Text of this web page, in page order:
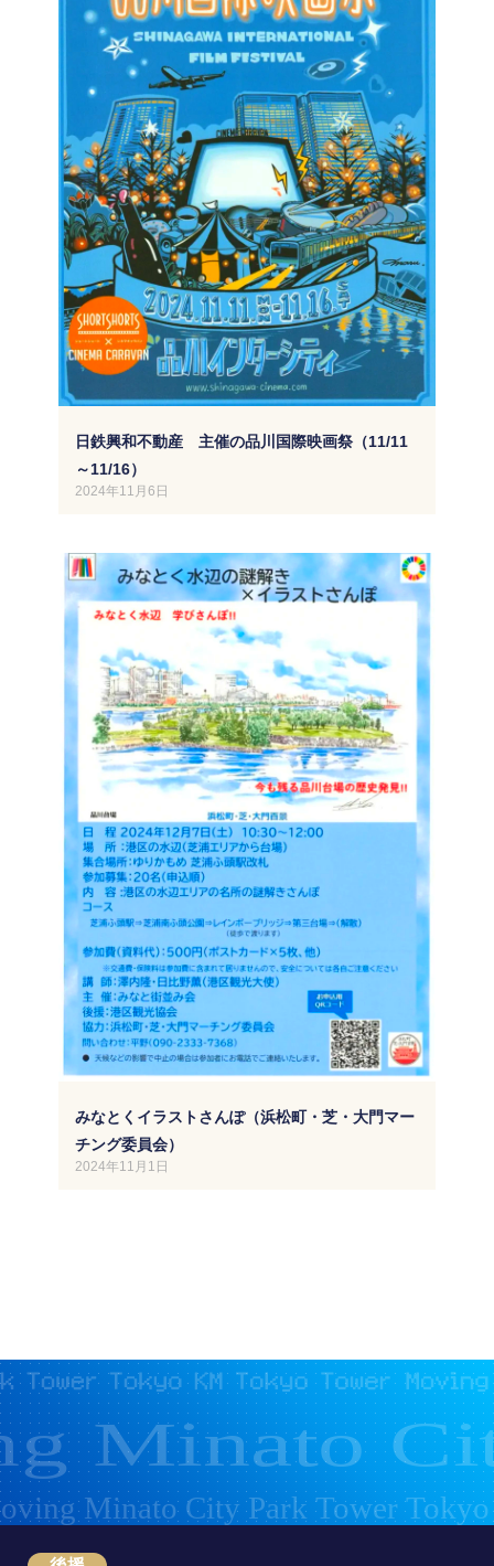
日鉄興和不動産 主催の品川国際映画祭（11/11
～11/16）
2024年11月6日
みなとくイラストさんぽ（浜松町・芝・大門マー
チング委員会）
2024年11月1日